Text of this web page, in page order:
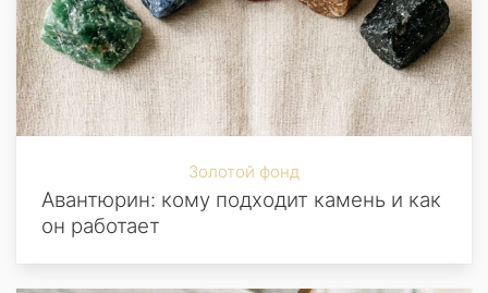
Золотой фонд
Авантюрин: кому подходит камень и как
он работает